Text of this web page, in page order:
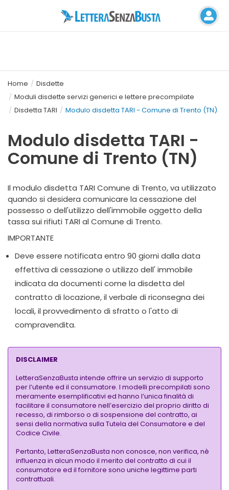
Home
Disdette
Moduli disdette servizi generici e lettere precompilate
Disdetta TARI
Modulo disdetta TARI - Comune di Trento (TN)
Modulo disdetta TARI -
Comune di Trento (TN)
Il modulo disdetta TARI Comune di Trento, va utilizzato
quando si desidera comunicare la cessazione del
possesso o dell'utilizzo dell'immobile oggetto della
tassa sui rifiuti TARI al Comune di Trento.
IMPORTANTE
Deve essere notificata entro 90 giorni dalla data
effettiva di cessazione o utilizzo dell' immobile
indicata da documenti come la disdetta del
contratto di locazione, il verbale di riconsegna dei
locali, il provvedimento di sfratto o l'atto di
compravendita.
DISCLAIMER
LetteraSenzaBusta intende offrire un servizio di supporto
per l’utente ed il consumatore. I modelli precompilati sono
meramente esemplificativi ed hanno l’unica finalità di
facilitare il consumatore nell’esercizio del proprio diritto di
recesso, di rimborso o di sospensione del contratto, ai
sensi della normativa sulla Tutela del Consumatore e del
Codice Civile.
Pertanto, LetteraSenzaBusta non conosce, non verifica, nè
influenza in alcun modo il merito del contratto di cui il
consumatore ed il fornitore sono uniche legittime parti
contrattuali.